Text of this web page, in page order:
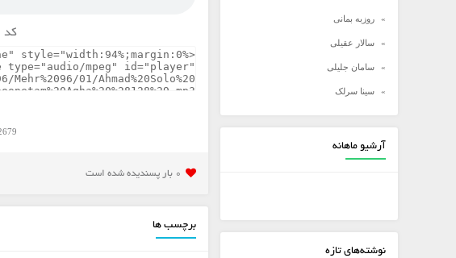
روزبه بمانی
سالار عقیلی
سامان جلیلی
سینا سرلک
شادمهر عقیلی
آرشیو ماهانه
نوشته‌های تازه
کد
0 بار پسنديده شده است
برچسب ها